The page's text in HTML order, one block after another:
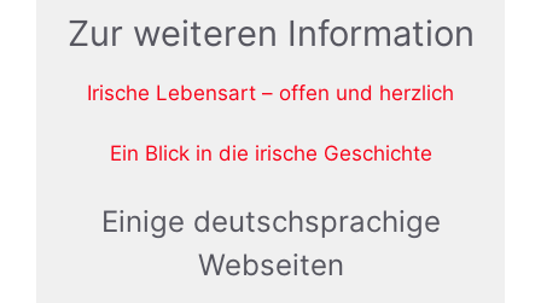
Zur weiteren Information
Irische Lebensart – offen und herzlich
Ein Blick in die irische Geschichte
Einige deutschsprachige
Webseiten